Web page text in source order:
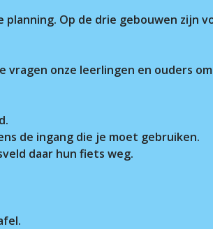
Op de drie gebouwen zijn
vragen onze leerlingen en ouders
de ingang die je moet gebruiken.
daar hun fiets weg.